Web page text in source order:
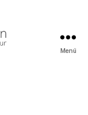
Menü